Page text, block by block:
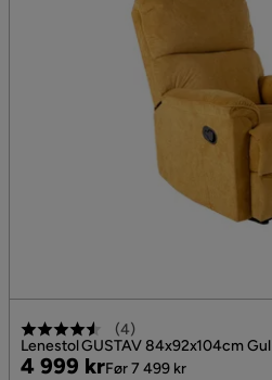
(4)
Lenestol GUSTAV 84x92x104cm Gul
Pris
4 999 kr
Original Før 7 499 kr